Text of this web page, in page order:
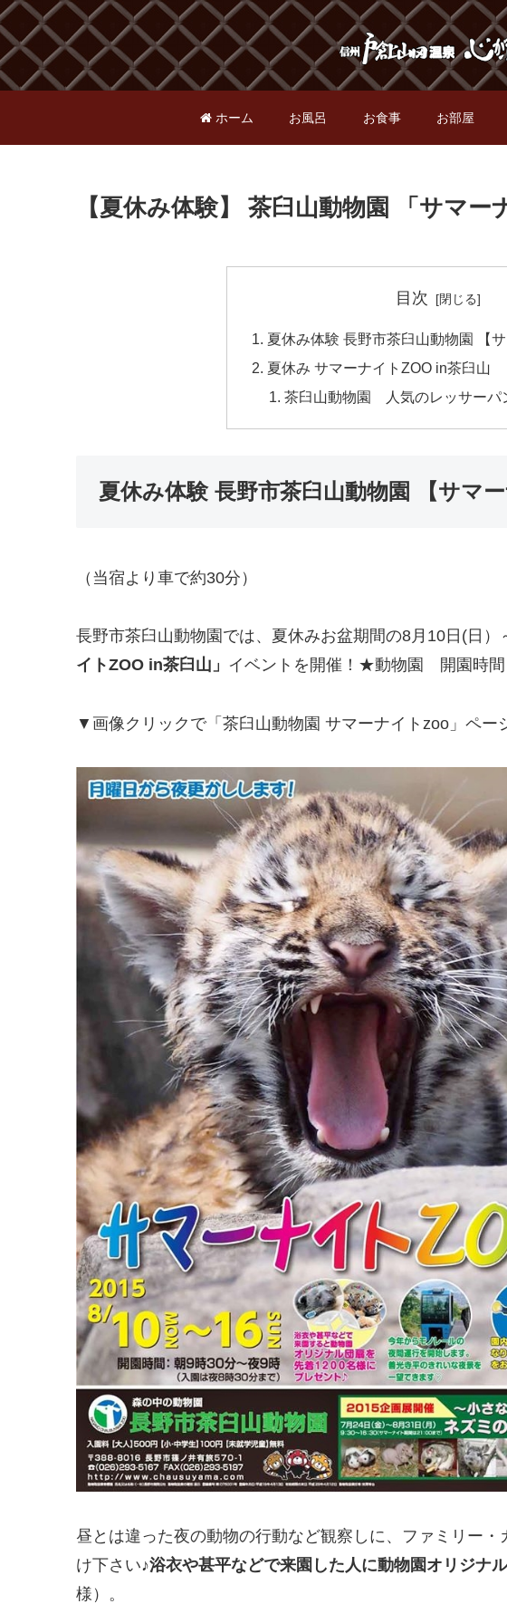
ホーム お風呂 お食事 お部屋
【夏休み体験】 茶臼山動物園 「サマー
目次
夏休み体験 長野市茶臼山動物園 【サ
夏休み サマーナイトZOO in茶臼山
茶臼山動物園 人気のレッサーパ
夏休み体験 長野市茶臼山動物園 【サマー
（当宿より車で約30分）
長野市茶臼山動物園では、夏休みお盆期間の8月10日(日
イトZOO in茶臼山」 イベントを開催！★動物園 開園時間
▼画像クリックで「茶臼山動物園 サマーナイトzoo」ペー
昼とは違った夜の動物の行動など観察しに、ファミリー
け下さい♪浴衣や甚平などで来園した人に動物園オリジナ
様）。